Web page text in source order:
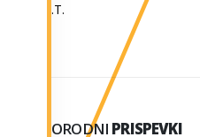
A.T.
SORODNI PRISPEVKI